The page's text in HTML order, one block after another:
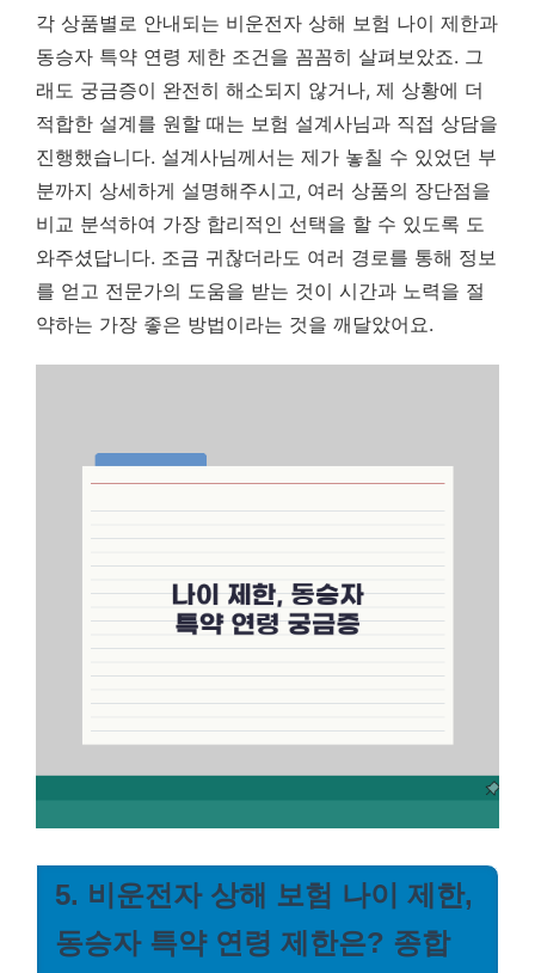
각 상품별로 안내되는 비운전자 상해 보험 나이 제한과
동승자 특약 연령 제한 조건을 꼼꼼히 살펴보았죠. 그
래도 궁금증이 완전히 해소되지 않거나, 제 상황에 더
적합한 설계를 원할 때는 보험 설계사님과 직접 상담을
진행했습니다. 설계사님께서는 제가 놓칠 수 있었던 부
분까지 상세하게 설명해주시고, 여러 상품의 장단점을
비교 분석하여 가장 합리적인 선택을 할 수 있도록 도
와주셨답니다. 조금 귀찮더라도 여러 경로를 통해 정보
를 얻고 전문가의 도움을 받는 것이 시간과 노력을 절
약하는 가장 좋은 방법이라는 것을 깨달았어요.
5. 비운전자 상해 보험 나이 제한,
동승자 특약 연령 제한은? 종합